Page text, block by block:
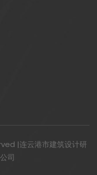
|连云港市建筑设计研
司